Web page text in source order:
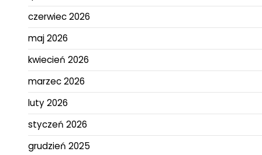
czerwiec 2026
maj 2026
kwiecień 2026
marzec 2026
luty 2026
styczeń 2026
grudzień 2025